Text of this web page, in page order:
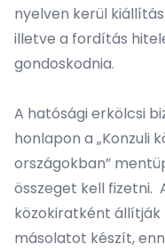
nyelven kerül
illetve a fordítás
gondoskodnia.
A hatósági erkölcsi
honlapon a „Konzuli
országokban”
összeget kell fizetni.
közokiratként állítják
másolatot készít,